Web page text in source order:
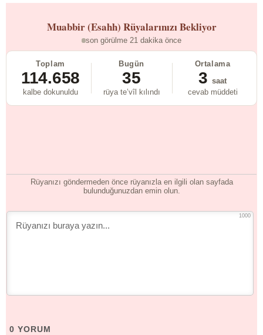
Muabbir (Esahh) Rüyalarınızı Bekliyor
son görülme 21 dakika önce
Toplam
114.658
kalbe dokunuldu
Bugün
35
rüya te’vîl kılındı
Ortalama
3 saat
cevab müddeti
Rüyanızı göndermeden önce rüyanızla en ilgili olan sayfada
bulunduğunuzdan emin olun.
1000
0 YORUM